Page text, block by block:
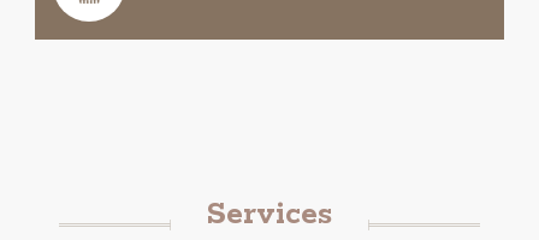
Services